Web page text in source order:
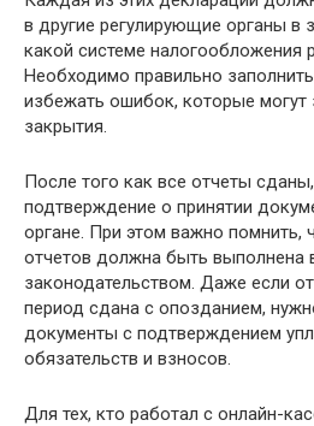
в другие регулирующие органы в
какой системе налогообложения
Необходимо правильно
избежать ошибок, которые могут
закрытия.
После того как все отчеты
подтверждение о принятии
органе. При этом важно помнить,
отчетов должна быть выполнена
законодательством. Даже если
период сдана с опозданием,
документы с подтверждением
обязательств и взносов.
Для тех, кто работал с онлайн-